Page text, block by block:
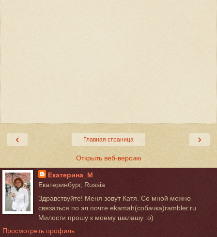
‹ ›
Главная страница
Открыть веб-версию
Екатерина_М
Екатеринбург, Russia
Здравствуйте! Меня зовут Катя. Со мной можно
связаться по эл.почте ekamah(собачка)rambler.ru
Милости прошу к моему шалашу :о)
Просмотреть профиль